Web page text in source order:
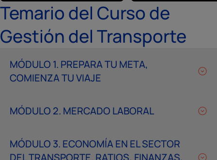
Temario del Curso de
Gestión del Transporte
MÓDULO 1. PREPARA TU META,
COMIENZA TU VIAJE
MÓDULO 2. MERCADO LABORAL
MÓDULO 3. ECONOMÍA EN EL SECTOR
DEL TRANSPORTE. RATIOS, FINANZAS,